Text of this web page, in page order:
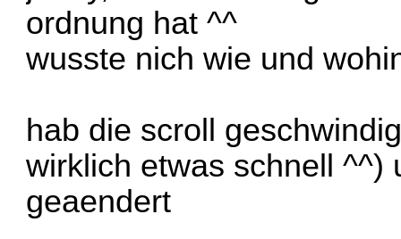
ordnung hat ^^
wusste nich wie und
hab die scroll
wirklich etwas schnell ^^)
geaendert